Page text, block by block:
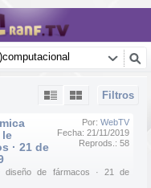
Filtros
Por: WebTV
Fecha: 21/11/2019
Reprods.: 58
le
· 21 de
diseño de fármacos · 21 de